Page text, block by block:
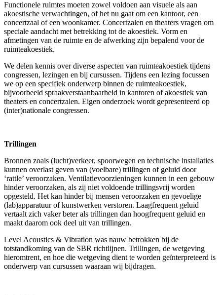
Functionele ruimtes moeten zowel voldoen aan visuele als aan
akoestische verwachtingen, of het nu gaat om een kantoor, een
concertzaal of een woonkamer. Concertzalen en theaters vragen om
speciale aandacht met betrekking tot de akoestiek. Vorm en
afmetingen van de ruimte en de afwerking zijn bepalend voor de
ruimteakoestiek.
We delen kennis over diverse aspecten van ruimteakoestiek tijdens
congressen, lezingen en bij cursussen. Tijdens een lezing focussen
we op een specifiek onderwerp binnen de ruimteakoestiek,
bijvoorbeeld spraakverstaanbaarheid in kantoren of akoestiek van
theaters en concertzalen. Eigen onderzoek wordt gepresenteerd op
(inter)nationale congressen.
Trillingen
Bronnen zoals (lucht)verkeer, spoorwegen en technische installaties
kunnen overlast geven van (voelbare) trillingen of geluid door
‘rattle’ veroorzaken. Ventilatievoorzieningen kunnen in een gebouw
hinder veroorzaken, als zij niet voldoende trillingsvrij worden
opgesteld. Het kan hinder bij mensen veroorzaken en gevoelige
(lab)apparatuur of kunstwerken verstoren. Laagfrequent geluid
vertaalt zich vaker beter als trillingen dan hoogfrequent geluid en
maakt daarom ook deel uit van trillingen.
Level Acoustics & Vibration was nauw betrokken bij de
totstandkoming van de SBR richtlijnen. Trillingen, de wetgeving
hieromtrent, en hoe die wetgeving dient te worden geïnterpreteerd is
onderwerp van cursussen waaraan wij bijdragen.